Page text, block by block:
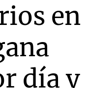
en
día y